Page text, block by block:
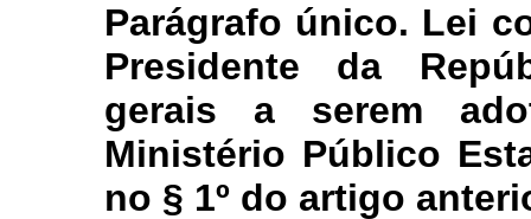
Parágrafo único. Lei
Presidente da
gerais a serem
Ministério Público
no § 1º do artigo